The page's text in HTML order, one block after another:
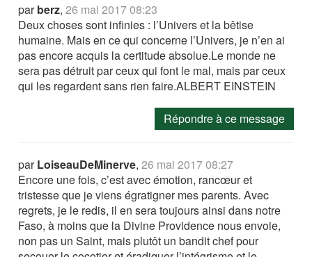
parberz,26 mai 2017 08:23
Deux choses sont infinies : l’Univers et la bêtise
humaine. Mais en ce qui concerne l’Univers, je n’en ai
pas encore acquis la certitude absolue.Le monde ne
sera pas détruit par ceux qui font le mal, mais par ceux
qui les regardent sans rien faire.ALBERT EINSTEIN
Répondre à ce message
parLoiseauDeMinerve,26 mai 2017 08:27
Encore une fois, c’est avec émotion, rancœur et
tristesse que je viens égratigner mes parents. Avec
regrets, je le redis, il en sera toujours ainsi dans notre
Faso, à moins que la Divine Providence nous envoie,
non pas un Saint, mais plutôt un bandit chef pour